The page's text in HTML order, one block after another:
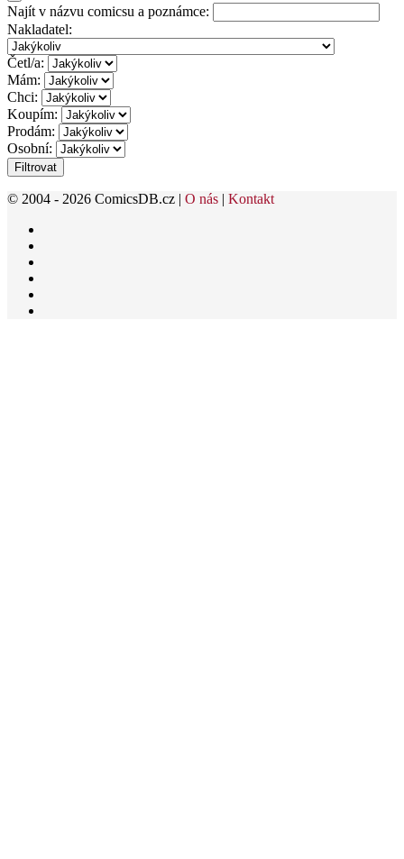
Najít v názvu comicsu a poznámce:
Nakladatel:
Četl/a:
Mám:
Chci:
Koupím:
Prodám:
Osobní:
Filtrovat
© 2004 - 2026 ComicsDB.cz | O nás | Kontakt